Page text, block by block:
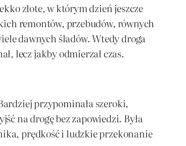
złote, w którym dzień jeszcze
remontów, przebudów, równych
dawnych śladów. Wtedy droga
lecz jakby odmierzał czas.
przypominała szeroki,
na drogę bez zapowiedzi. Była
prędkość i ludzkie przekonanie